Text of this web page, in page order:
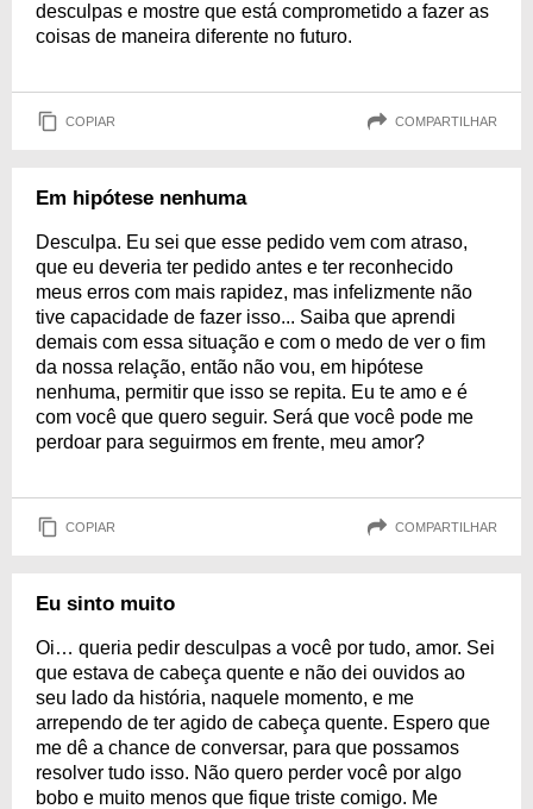
desculpas e mostre que está comprometido a fazer as
coisas de maneira diferente no futuro.
COPIAR COMPARTILHAR
Em hipótese nenhuma
Desculpa. Eu sei que esse pedido vem com atraso,
que eu deveria ter pedido antes e ter reconhecido
meus erros com mais rapidez, mas infelizmente não
tive capacidade de fazer isso... Saiba que aprendi
demais com essa situação e com o medo de ver o fim
da nossa relação, então não vou, em hipótese
nenhuma, permitir que isso se repita. Eu te amo e é
com você que quero seguir. Será que você pode me
perdoar para seguirmos em frente, meu amor?
COPIAR COMPARTILHAR
Eu sinto muito
Oi… queria pedir desculpas a você por tudo, amor. Sei
que estava de cabeça quente e não dei ouvidos ao
seu lado da história, naquele momento, e me
arrependo de ter agido de cabeça quente. Espero que
me dê a chance de conversar, para que possamos
resolver tudo isso. Não quero perder você por algo
bobo e muito menos que fique triste comigo. Me